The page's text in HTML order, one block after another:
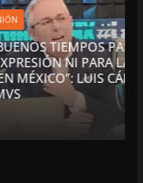
PARA LA
LA
CÁRDENAS; SE